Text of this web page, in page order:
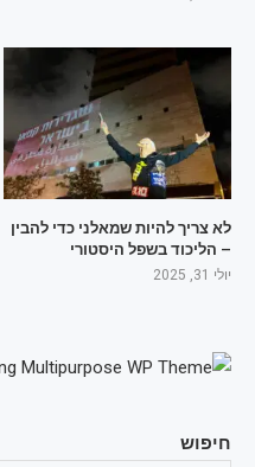
חיפוש
לא צריך להיות שמאלני כדי להבין
– הליכוד בשפל היסטורי
יולי 31, 2025